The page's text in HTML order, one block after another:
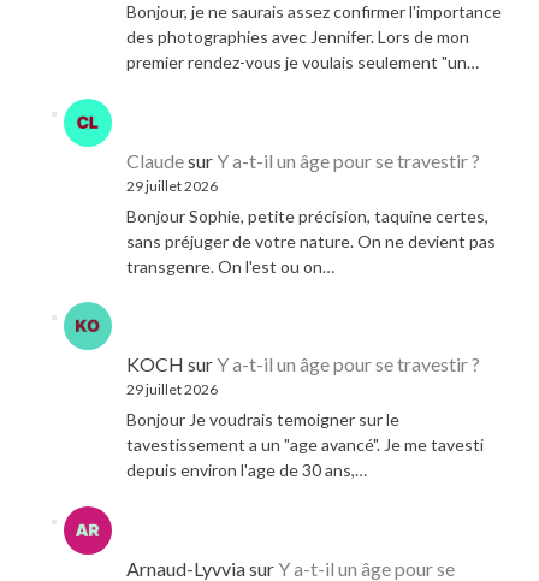
Bonjour, je ne saurais assez confirmer l'importance
des photographies avec Jennifer. Lors de mon
premier rendez-vous je voulais seulement "un…
ClaudesurY a-t-il un âge pour se travestir ?
29 juillet 2026
Bonjour Sophie, petite précision, taquine certes,
sans préjuger de votre nature. On ne devient pas
transgenre. On l'est ou on…
KOCH surY a-t-il un âge pour se travestir ?
29 juillet 2026
Bonjour Je voudrais temoigner sur le
tavestissement a un "age avancé". Je me tavesti
depuis environ l'age de 30 ans,…
Arnaud-LyvviasurY a-t-il un âge pour se